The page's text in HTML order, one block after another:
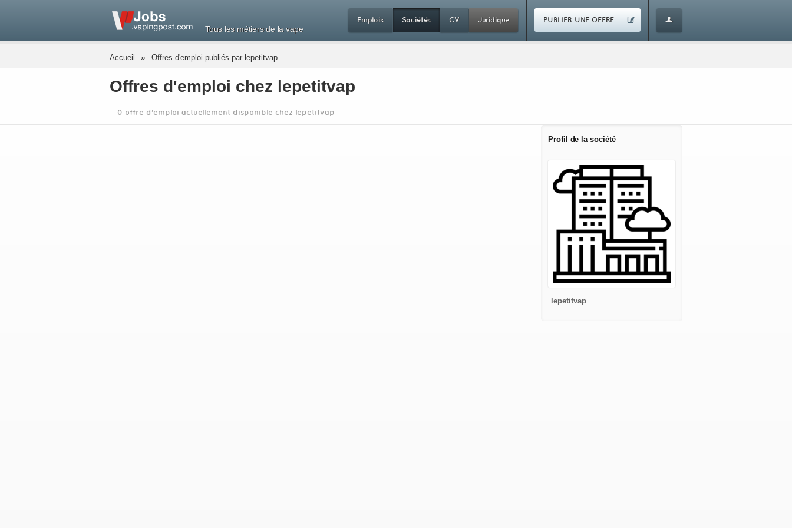
Tous les métiers de la vape
Emplois Sociétés CV Juridique PUBLIER UNE OFFRE
Accueil » Offres d'emploi publiés par lepetitvap
Offres d'emploi chez lepetitvap
0 offre d'emploi actuellement disponible chez lepetitvap
Profil de la société
lepetitvap